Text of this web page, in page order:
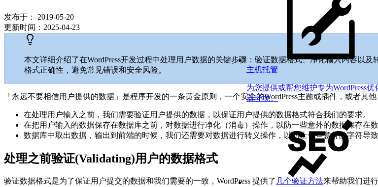
主机托管
为您提供或帮您维护专为WordPress优
器环境。
发布于：
2019-05-20
更新时间： 2025-04-23
本文详细介绍了在WordPress开发过程中处理用户数据的关键步骤：验证数据格式、净化输入内容以
格式正确性，避免常见错误和安全风险。
「永远不要相信用户提供的数据」是程序开发的一条黄金原则，一个安全的WordPress主题或插件，或者其
在处理用户输入之前，我们需要验证用户提供的数据，以保证用户提供的数据格式符合我们的要求。
在把用户输入的数据保存在数据库之前，对数据进行净化（消毒）操作，以防一些意外的数据保存在
数据库中取出数据，输出到前端的时候，我们还需要对数据进行转义操作，以防止一些意外的字符导致
处理之前验证(Validating)用户的数据格式
验证数据格式是为了保证用户提交的数据和我们需要的一致，WordPress 提供了 几个验证方法来帮助我们进